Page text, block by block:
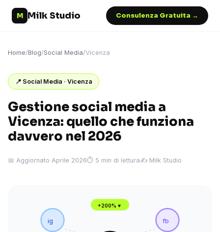
M Milk Studio Consulenza Gratuita →
Home/Blog/Social Media/Vicenza
📍 Social Media · Vicenza
Gestione social media a
Vicenza: quello che funziona
davvero nel 2026
📅 Aggiornato Aprile 2026⏱ 5 min di lettura✍️ Milk Studio
ig fb
+200% ♥